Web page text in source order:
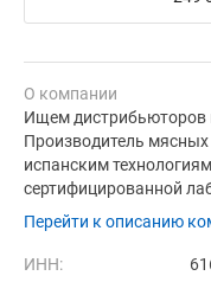
О компании
Ищем дистрибьюторов
Производитель
испанским
сертифицированной
Перейти к описанию
ИНН: